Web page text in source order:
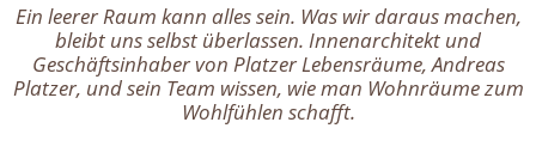
Ein leerer Raum kann alles sein. Was wir daraus machen,
bleibt uns selbst überlassen. Innenarchitekt und
Geschäftsinhaber von Platzer Lebensräume, Andreas
Platzer, und sein Team wissen, wie man Wohnräume zum
Wohlfühlen schafft.